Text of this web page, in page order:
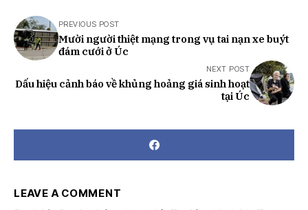
PREVIOUS POST
Mười người thiệt mạng trong vụ tai nạn xe buýt
đám cưới ở Úc
NEXT POST
Dấu hiệu cảnh báo về khủng hoảng giá sinh hoạt
tại Úc
LEAVE A COMMENT